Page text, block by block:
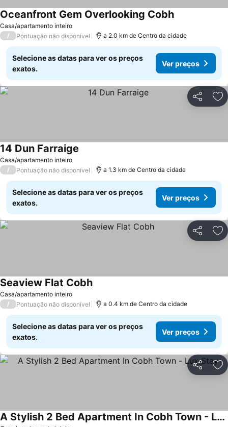
Casa/apartamento inteiro
Oceanfront Gem Overlooking Cobh
/ Pontuação não disponível a 2.0 km de Centro da cidade
Selecione as datas para ver os preços
exatos.
Ver preços
Partilhar
Casa/apartamento inteiro
14 Dun Farraige
/ Pontuação não disponível a 1.3 km de Centro da cidade
Selecione as datas para ver os preços
exatos.
Ver preços
Partilhar
Casa/apartamento inteiro
Seaview Flat Cobh
/ Pontuação não disponível a 0.4 km de Centro da cidade
Selecione as datas para ver os preços
exatos.
Ver preços
Partilhar
A Stylish 2 Bed Apartment In Cobh Town - Lux Stay